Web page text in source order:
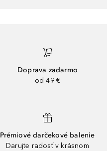
Doprava zadarmo
od 49 €
Prémiové darčekové balenie
Darujte radosť v krásnom